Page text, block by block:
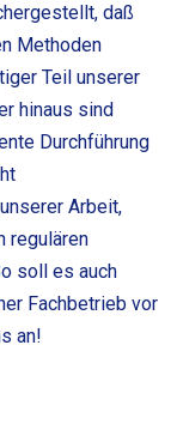
daß
Methoden
Teil unserer
hinaus sind
Durchführung
Arbeit,
regulären
soll es auch
Fachbetrieb vor
an!